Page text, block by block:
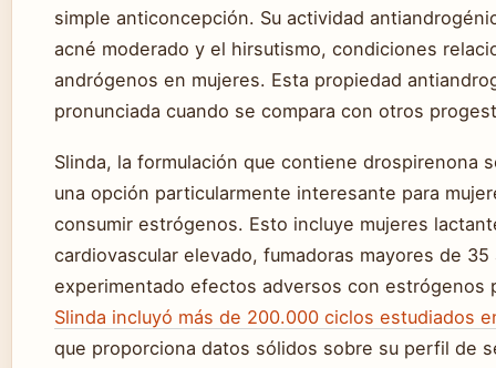
simple anticoncepción. Su actividad
acné moderado y el hirsutismo, condiciones
andrógenos en mujeres. Esta propiedad
pronunciada cuando se compara con otros
Slinda, la formulación que contiene drospirenona
una opción particularmente interesante para
consumir estrógenos. Esto incluye mujeres
cardiovascular elevado, fumadoras mayores de
experimentado efectos adversos con estrógenos
Slinda incluyó más de 200.000 ciclos estudiados
que proporciona datos sólidos sobre su perfil de